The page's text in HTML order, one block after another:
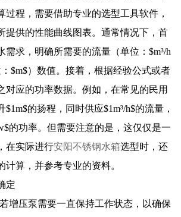
过程，需要借助专业的选型工具软件，
提供的性能曲线图表。通常情况下，首
需求，明确所需要的流量（单位：$m³/h
$m$）数值。接着，根据经验公式或者
对应的功率数据。例如，在常见的民用
的扬程，同时供应$1m³/h$的流量，
的功率。但需要注意的是，这仅仅是一
在实际进行安阳不锈钢水箱选型时，还
计算，并参考专业的资料。
定
增压泵需要一直保持工作状态，以确保